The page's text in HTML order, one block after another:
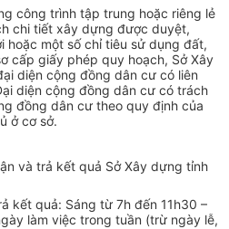
công trình tập trung hoặc riêng lẻ
chi tiết xây dựng được duyệt,
hoặc một số chỉ tiêu sử dụng đất,
cấp giấy phép quy hoạch, Sở Xây
diện cộng đồng dân cư có liên
diện cộng đồng dân cư có trách
đồng dân cư theo quy định của
ở cơ sở.
và trả kết quả Sở Xây dựng tỉnh
kết quả: Sáng từ 7h đến 11h30 –
làm việc trong tuần (trừ ngày lễ,